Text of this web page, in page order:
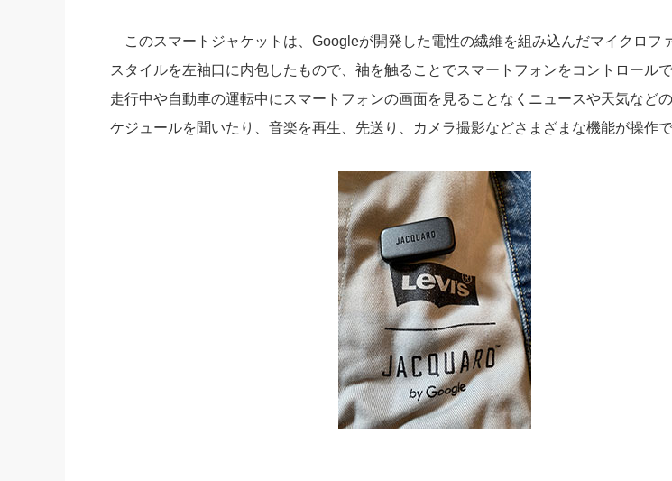
このスマートジャケットは、Googleが開発した電性の繊維を組み込んだマイクロフ
スタイルを左袖口に内包したもので、袖を触ることでスマートフォンをコントロール
走行中や自動車の運転中にスマートフォンの画面を見ることなくニュースや天気など
ケジュールを聞いたり、音楽を再生、先送り、カメラ撮影などさまざまな機能が操作で